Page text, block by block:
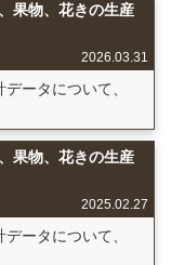
果物、花きの生産
2026.03.31
ータについて、
果物、花きの生産
2025.02.27
ータについて、